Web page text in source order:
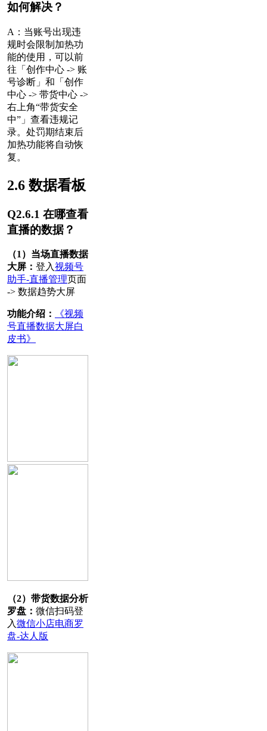
如何解决？
A： 当账号出现违
规时会限制加热功
能的使用，可以前
往「创作中心 -> 账
号诊断」和「创作
中心 -> 带货中心 ->
右上角“带货安全
中”」查看违规记
录。处罚期结束后
加热功能将自动恢
复。
2.6 数据看板
Q2.6.1 在哪查看
直播的数据？
（1）当场直播数据
大屏： 登入视频号
助手-直播管理 页面
-> 数据趋势大屏
功能介绍：
《视频
号直播数据大屏白
皮书》
（2）带货数据分析
罗盘： 微信扫码登
入微信小店电商罗
盘-达人版